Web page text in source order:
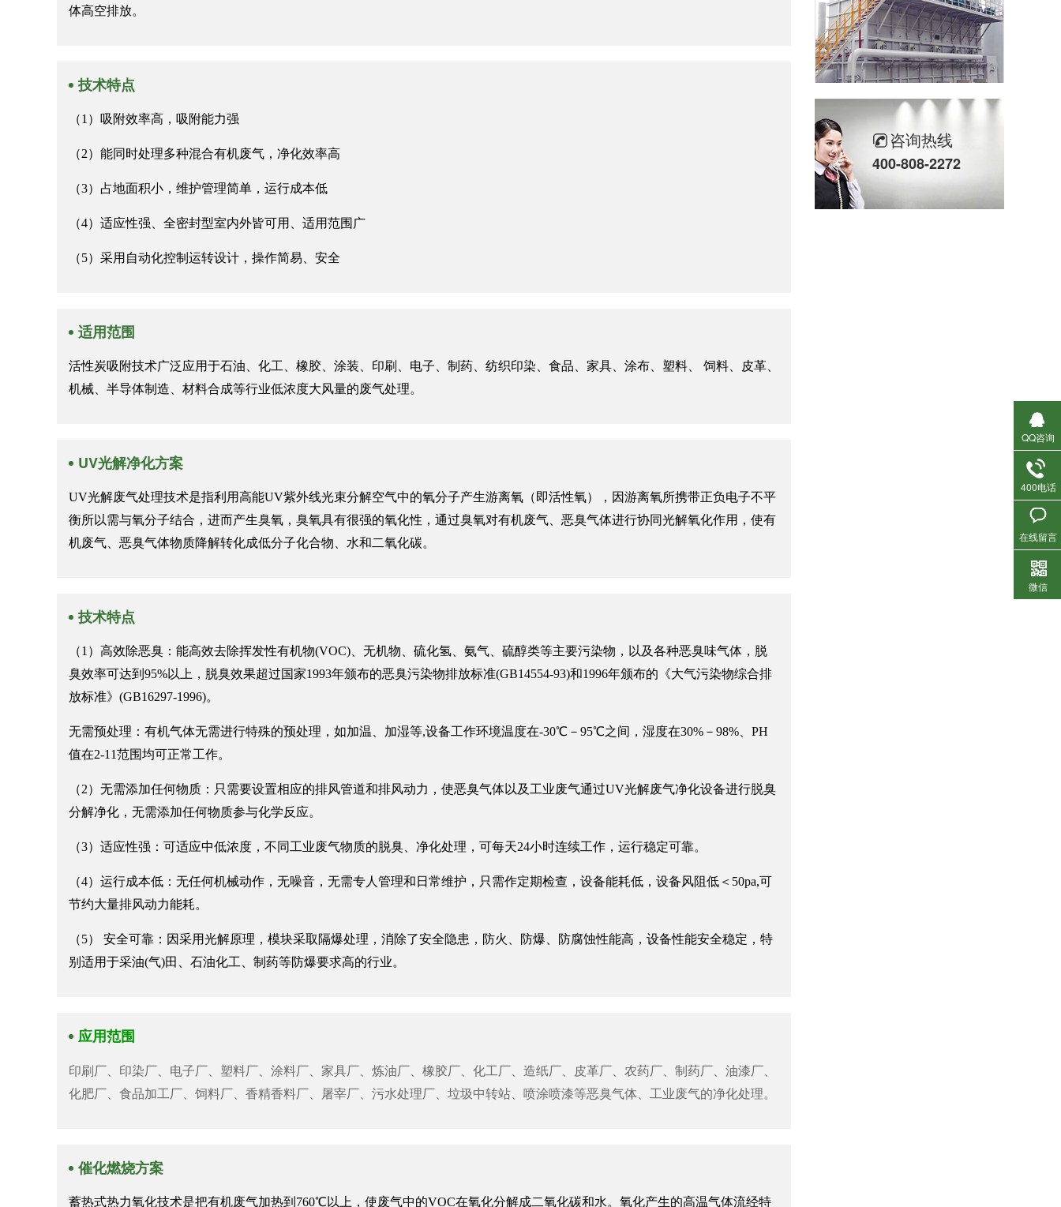
体高空排放。
技术特点
（1）吸附效率高，吸附能力强
（2）能同时处理多种混合有机废气，净化效率高
（3）占地面积小，维护管理简单，运行成本低
（4）适应性强、全密封型室内外皆可用、适用范围广
（5）采用自动化控制运转设计，操作简易、安全
适用范围
活性炭吸附技术广泛应用于石油、化工、橡胶、涂装、印刷、电子、制药、纺织印染、食品、家具、涂布、塑料、 饲料、皮革、
机械、半导体制造、材料合成等行业低浓度大风量的废气处理。
UV光解净化方案
UV光解废气处理技术是指利用高能UV紫外线光束分解空气中的氧分子产生游离氧（即活性氧），因游离氧所携带正负电子不平
衡所以需与氧分子结合，进而产生臭氧，臭氧具有很强的氧化性，通过臭氧对有机废气、恶臭气体进行协同光解氧化作用，使有
机废气、恶臭气体物质降解转化成低分子化合物、水和二氧化碳。
技术特点
（1）高效除恶臭：能高效去除挥发性有机物(VOC)、无机物、硫化氢、氨气、硫醇类等主要污染物，以及各种恶臭味气体，脱
臭效率可达到95%以上，脱臭效果超过国家1993年颁布的恶臭污染物排放标准(GB14554-93)和1996年颁布的《大气污染物综合排
放标准》(GB16297-1996)。
无需预处理：有机气体无需进行特殊的预处理，如加温、加湿等,设备工作环境温度在-30℃－95℃之间，湿度在30%－98%、PH
值在2-11范围均可正常工作。
（2）无需添加任何物质：只需要设置相应的排风管道和排风动力，使恶臭气体以及工业废气通过UV光解废气净化设备进行脱臭
分解净化，无需添加任何物质参与化学反应。
（3）适应性强：可适应中低浓度，不同工业废气物质的脱臭、净化处理，可每天24小时连续工作，运行稳定可靠。
（4）运行成本低：无任何机械动作，无噪音，无需专人管理和日常维护，只需作定期检查，设备能耗低，设备风阻低＜50pa,可
节约大量排风动力能耗。
（5） 安全可靠：因采用光解原理，模块采取隔爆处理，消除了安全隐患，防火、防爆、防腐蚀性能高，设备性能安全稳定，特
别适用于采油(气)田、石油化工、制药等防爆要求高的行业。
应用范围
印刷厂、印染厂、电子厂、塑料厂、涂料厂、家具厂、炼油厂、橡胶厂、化工厂、造纸厂、皮革厂、农药厂、制药厂、油漆厂、
化肥厂、食品加工厂、饲料厂、香精香料厂、屠宰厂、污水处理厂、垃圾中转站、喷涂喷漆等恶臭气体、工业废气的净化处理。
催化燃烧方案
蓄热式热力氧化技术是把有机废气加热到760℃以上，使废气中的VOC在氧化分解成二氧化碳和水。氧化产生的高温气体流经特
咨询热线
400-808-2272
QQ咨询
400电话
在线留言
微信